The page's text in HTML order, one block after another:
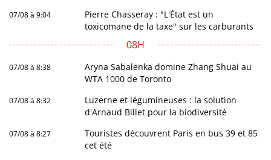
07/08 à 9:04
Pierre Chasseray : "L'État est un
toxicomane de la taxe" sur les carburants
08H
07/08 à 8:38
Aryna Sabalenka domine Zhang Shuai au
WTA 1000 de Toronto
07/08 à 8:32
Luzerne et légumineuses : la solution
d'Arnaud Billet pour la biodiversité
07/08 à 8:27
Touristes découvrent Paris en bus 39 et 85
cet été